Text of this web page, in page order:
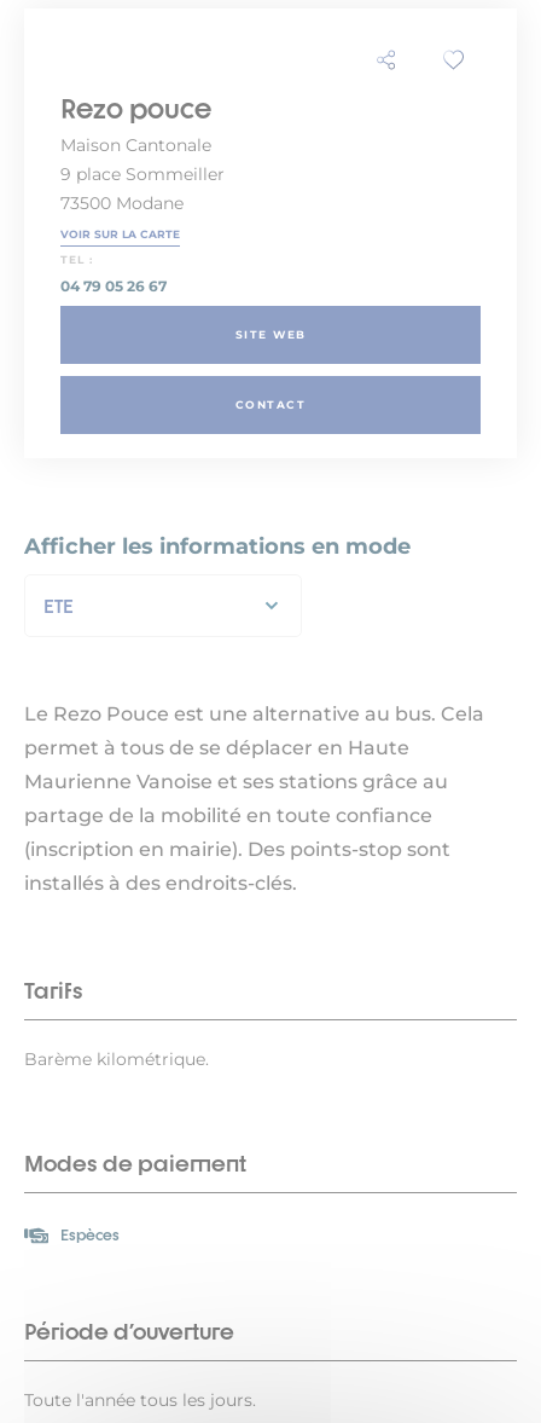
Afficher les informations en mode
ETE
Le Rezo Pouce est une alternative au bus. Cela
permet à tous de se déplacer en Haute
Maurienne Vanoise et ses stations grâce au
partage de la mobilité en toute confiance
(inscription en mairie). Des points-stop sont
installés à des endroits-clés.
Tarifs
Barème kilométrique.
Modes de paiement
Espèces
Période d'ouverture
Toute l'année tous les jours.
Rezo pouce
Maison Cantonale
9 place Sommeiller
73500 Modane
VOIR SUR LA CARTE
TEL :
04 79 05 26 67
SITE WEB
CONTACT